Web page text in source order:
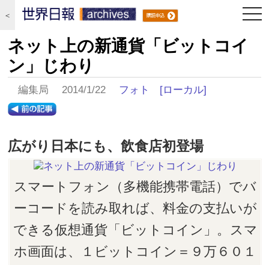
＜
ネット上の新通貨「ビットコイ
ン」じわり
編集局 2014/1/22 フォト [ローカル]
広がり日本にも、飲食店初登場
スマートフォン（多機能携帯電話）でバ
ーコードを読み取れば、料金の支払いが
できる仮想通貨「ビットコイン」。スマ
ホ画面は、１ビットコイン＝９万６０１